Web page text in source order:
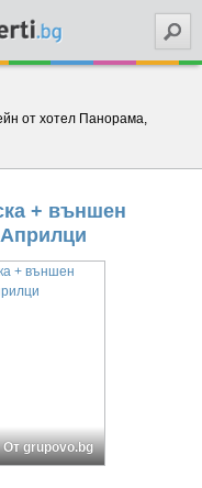
от хотел Панорама,
+ външен
От grupovo.bg